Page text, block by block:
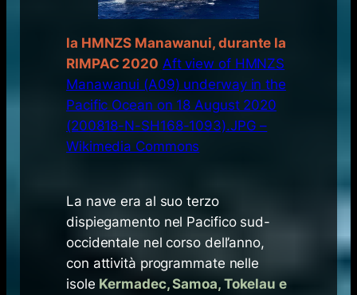
la HMNZS Manawanui, durante la
RIMPAC 2020 Aft view of HMNZS
Manawanui (A09) underway in the
Pacific Ocean on 18 August 2020
(200818-N-SH168-1093).JPG –
Wikimedia Commons
La nave era al suo terzo
dispiegamento nel Pacifico sud-
occidentale nel corso dell’anno,
con attività programmate nelle
isole Kermadec, Samoa, Tokelau e